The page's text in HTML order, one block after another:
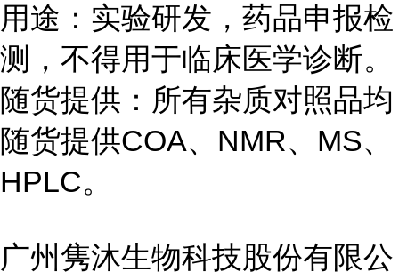
用途：实验研发，药品申报检
测，不得用于临床医学诊断。
随货提供：所有杂质对照品均
随货提供COA、NMR、MS、
HPLC。
广州隽沐生物科技股份有限公